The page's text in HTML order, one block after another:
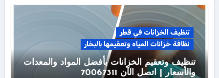
تنظيف الخزانات في قطر
نظافة خزانات المياه وتعقيمها بالبخار
تنظيف وتعقيم الخزانات بأفضل المواد والمعدات
والأسعار | اتصل الآن 70067311